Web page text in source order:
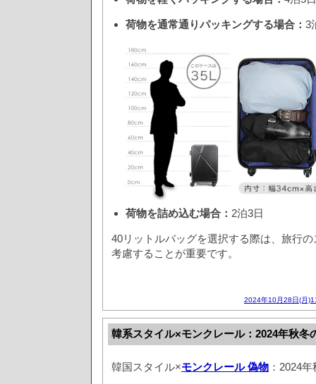
荷物を通常通りパッキングする場合： 3
荷物を詰め込む場合： 2泊3日
40リットルバッグを選択する際は、旅行
考慮することが重要です。
2024年10月28日(月
韓系スタイル×モンクレール：2024年秋冬
韓国スタイル×モンクレール 偽物 ：2024